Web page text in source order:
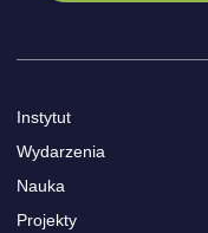
Instytut
Wydarzenia
Nauka
Projekty